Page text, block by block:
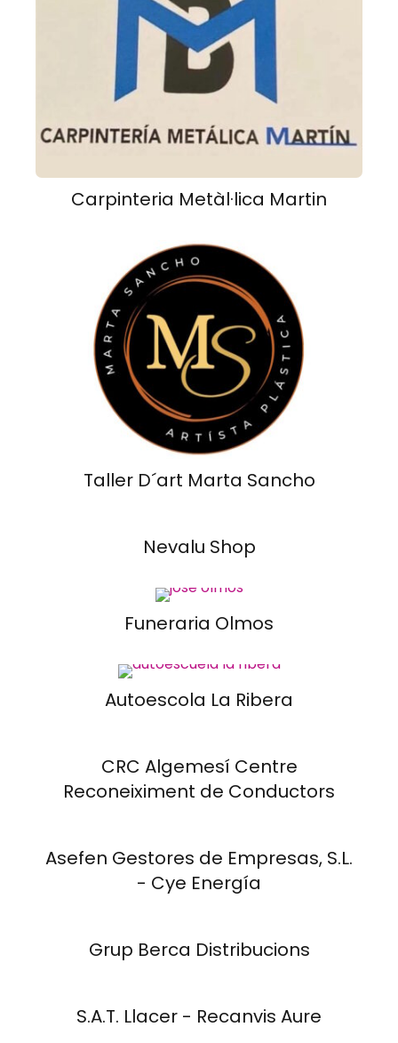
Carpinteria Metàl·lica Martin
Taller D´art Marta Sancho
Nevalu Shop
Funeraria Olmos
Autoescola La Ribera
CRC Algemesí Centre
Reconeiximent de Conductors
Asefen Gestores de Empresas, S.L.
- Cye Energía
Grup Berca Distribucions
S.A.T. Llacer - Recanvis Aure